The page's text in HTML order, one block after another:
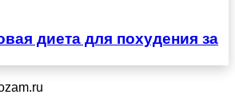
диета для похудения за